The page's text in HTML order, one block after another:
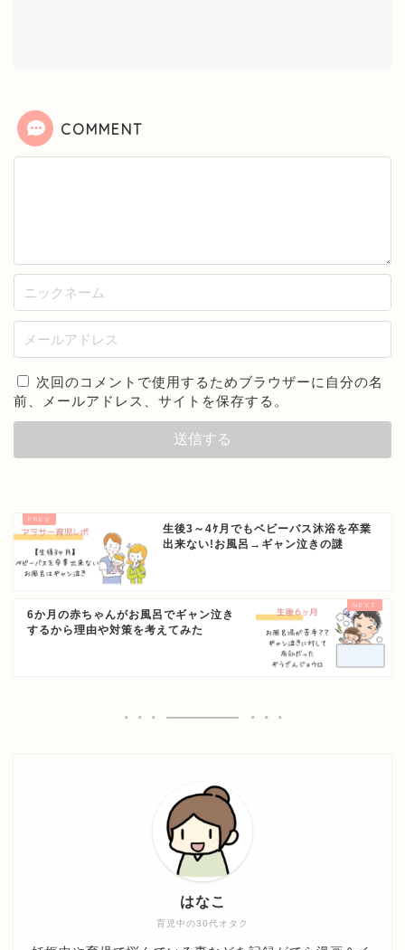
COMMENT
次回のコメントで使用するためブラウザーに自分の名
前、メールアドレス、サイトを保存する。
生後3～4ｹ月でもベビーバス沐浴を卒業
出来ない!お風呂→ギャン泣きの謎
6か月の赤ちゃんがお風呂でギャン泣き
するから理由や対策を考えてみた
育児中の30代オタク
はなこ